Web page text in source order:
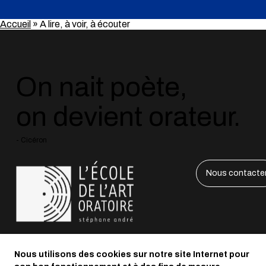
Accueil » A lire, à voir, à écouter
On nait poète,
on devient orateur.
- Cicéron
Nous
LinkedIn
Instagram
Nous utilisons des cookies sur notre site Internet pour